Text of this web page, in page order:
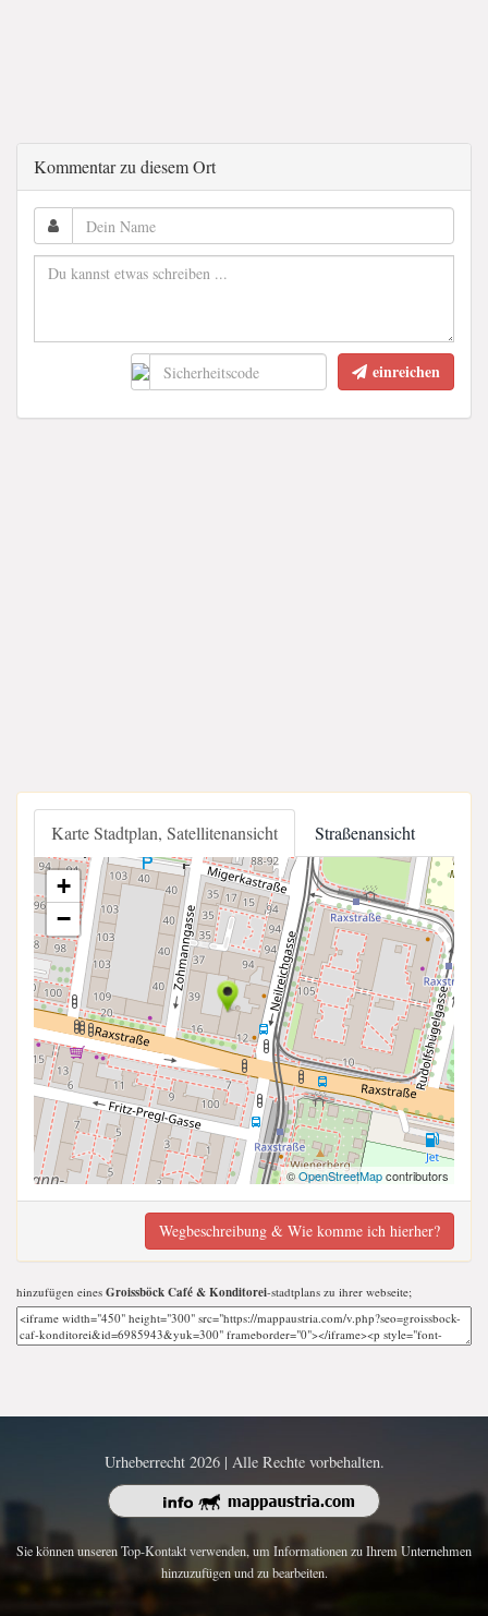
Kommentar zu diesem Ort
einreichen
Karte Stadtplan, Satellitenansicht Straßenansicht
+
−
©OpenStreetMapcontributors
Wegbeschreibung & Wie komme ich hierher?
hinzufügen eines Groissböck Café & Konditorei-stadtplans zu ihrer webseite;
Urheberrecht 2026 | Alle Rechte vorbehalten.
Sie können unseren Top-Kontakt verwenden, um Informationen zu Ihrem Unternehmen
hinzuzufügen und zu bearbeiten.